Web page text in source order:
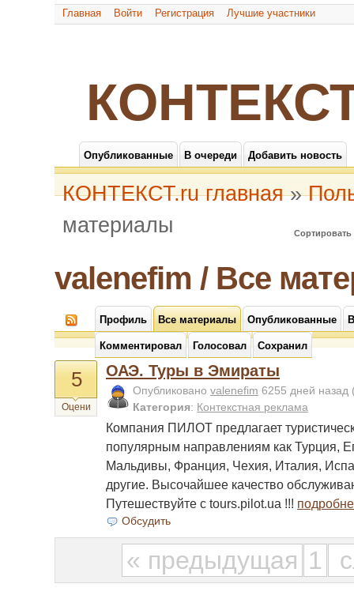
Главная Войти Регистрация Лучшие участники
Опубликованные В очереди Добавить новость
КОНТЕКСТ.ru главная»
материалы
valenefim / Все
Профиль Все материалы Опубликованные
Комментировал Голосовал Сохранил
5
Оцени
ОАЭ. Туры в Эмираты
Опубликовано valenefim 6255 дней назад
Категория: Контекстная реклама
Компания ПИЛОТ предлагает
популярным направлениям как Турция,
Мальдивы, Франция, Чехия, Италия,
другие. Высочайшее качество
Путешествуйте с tours.pilot.ua !!!
Обсудить
« предыдущая 1